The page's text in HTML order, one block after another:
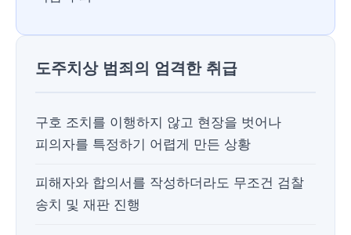
도주치상 범죄의 엄격한 취급
구호 조치를 이행하지 않고 현장을 벗어나
피의자를 특정하기 어렵게 만든 상황
피해자와 합의서를 작성하더라도 무조건 검찰
송치 및 재판 진행